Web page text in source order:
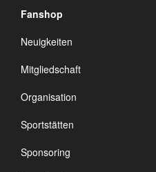
Fanshop
Neuigkeiten
Mitgliedschaft
Organisation
Sportstätten
Sponsoring
TSV Vineta
Audorf